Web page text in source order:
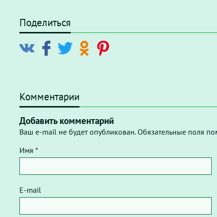
Поделиться
Комментарии
Добавить комментарий
Ваш e-mail не будет опубликован. Обязательные поля
Имя *
E-mail